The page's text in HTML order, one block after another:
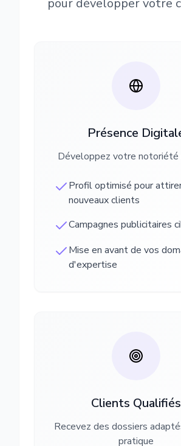
pour développer votre
Présence
Développez votre notoriété
Profil optimisé pour
nouveaux clients
Campagnes publicitaires
Mise en avant de vos
d'expertise
Clients Qualifiés
Recevez des dossiers
pratique